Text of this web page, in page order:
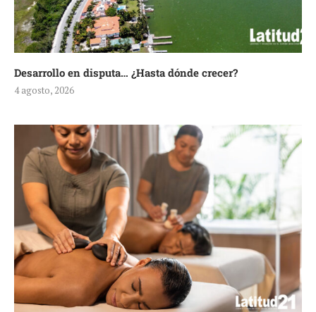
Desarrollo en disputa… ¿Hasta dónde crecer?
4 agosto, 2026